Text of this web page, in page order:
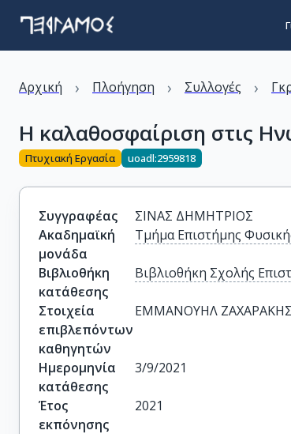
Αρχική › Πλοήγηση › Συλλογές ›
Η καλαθοσφαίριση στις
Πτυχιακή Εργασία uoadl:2959818
Συγγραφέας
ΣΙΝΑΣ ΔΗΜΗΤΡΙΟΣ
Ακαδημαϊκή
μονάδα
Τμήμα Επιστήμης
Βιβλιοθήκη
κατάθεσης
Βιβλιοθήκη Σχολής
Στοιχεία
επιβλεπόντων
καθηγητών
ΕΜΜΑΝΟΥΗΛ
Ημερομηνία
κατάθεσης
3/9/2021
Έτος
εκπόνησης
2021